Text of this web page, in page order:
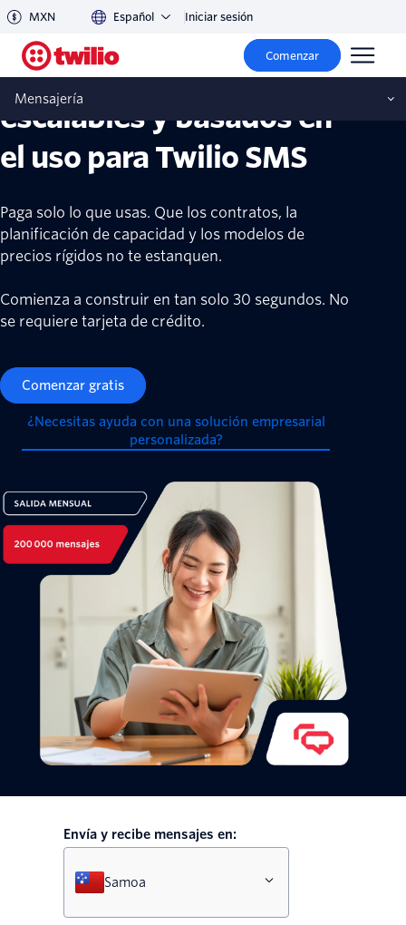
MXN Español Iniciar sesión
Comenzar
Mensajería
Precios transparentes,
escalables y basados en
el uso para Twilio SMS
Paga solo lo que usas. Que los contratos, la
planificación de capacidad y los modelos de
precios rígidos no te estanquen.
Comienza a construir en tan solo 30 segundos. No
se requiere tarjeta de crédito.
Comenzar gratis
¿Necesitas ayuda con una solución empresarial
personalizada?
Envía y recibe mensajes en:
Samoa